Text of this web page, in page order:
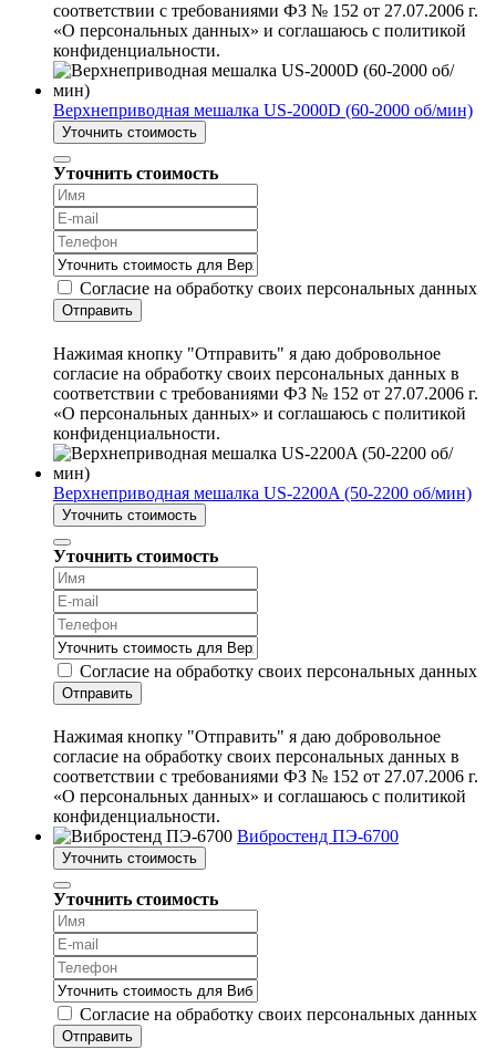
соответствии с требованиями ФЗ № 152 от 27.07.2006 г.
«О персональных данных» и соглашаюсь с политикой
конфиденциальности.
Верхнеприводная мешалка US-2000D (60-2000 об/мин)
Уточнить стоимость
Уточнить стоимость
Согласие на обработку своих персональных данных
Отправить
Нажимая кнопку "Отправить" я даю добровольное
согласие на обработку своих персональных данных в
соответствии с требованиями ФЗ № 152 от 27.07.2006 г.
«О персональных данных» и соглашаюсь с политикой
конфиденциальности.
Верхнеприводная мешалка US-2200A (50-2200 об/мин)
Уточнить стоимость
Уточнить стоимость
Согласие на обработку своих персональных данных
Отправить
Нажимая кнопку "Отправить" я даю добровольное
согласие на обработку своих персональных данных в
соответствии с требованиями ФЗ № 152 от 27.07.2006 г.
«О персональных данных» и соглашаюсь с политикой
конфиденциальности.
Вибростенд ПЭ-6700
Уточнить стоимость
Уточнить стоимость
Согласие на обработку своих персональных данных
Отправить